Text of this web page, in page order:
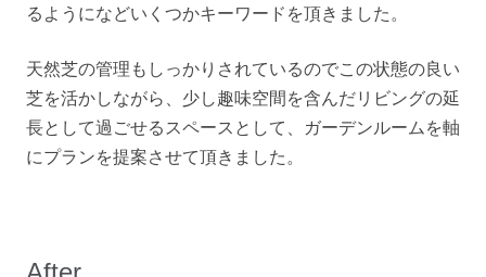
るようになどいくつかキーワードを頂きました。
天然芝の管理もしっかりされているのでこの状態の良い
芝を活かしながら、 少し趣味空間を含んだリビングの延
長として過ごせるスペースとして、ガーデンルームを軸
にプランを提案させて頂きました。